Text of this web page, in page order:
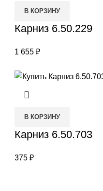
В КОРЗИНУ
Карниз 6.50.229
1 655 ₽
В КОРЗИНУ
Карниз 6.50.703
375 ₽